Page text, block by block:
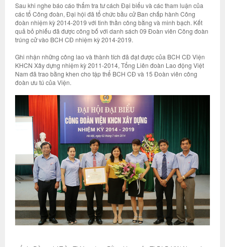
Sau khi nghe báo cáo thẩm tra tư cách Đại biểu và các tham luận của
các tổ Công đoàn, Đại hội đã tổ chức bầu cử Ban chấp hành Công
đoàn nhiệm kỳ 2014-2019 với tinh thần công bằng và minh bạch. Kết
quả bỏ phiếu đã được công bố với danh sách 09 Đoàn viên Công đoàn
trúng cử vào BCH CĐ nhiệm kỳ 2014-2019.
Ghi nhận những công lao và thành tích đã đạt được của BCH CĐ Viện
KHCN Xây dựng nhiệm kỳ 2011-2014, Tổng Liên đoàn Lao động Việt
Nam đã trao bằng khen cho tập thể BCH CĐ và 15 Đoàn viên công
đoàn ưu tú của Viện.